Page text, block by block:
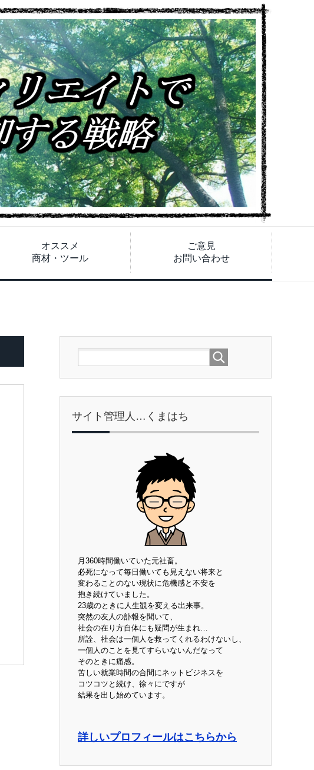
オススメ
商材・ツール
ご意見
お問い合わせ
サイト管理人…くまはち
月360時間働いていた元社畜。
必死になって毎日働いても見えない将来と
変わることのない現状に危機感と不安を
抱き続けていました。
23歳のときに人生観を変える出来事。
突然の友人の訃報を聞いて、
社会の在り方自体にも疑問が生まれ…
所詮、社会は一個人を救ってくれるわけないし、
一個人のことを見てすらいないんだなって
そのときに痛感。
苦しい就業時間の合間にネットビジネスを
コツコツと続け、徐々にですが
結果を出し始めています。
詳しいプロフィールはこちらから